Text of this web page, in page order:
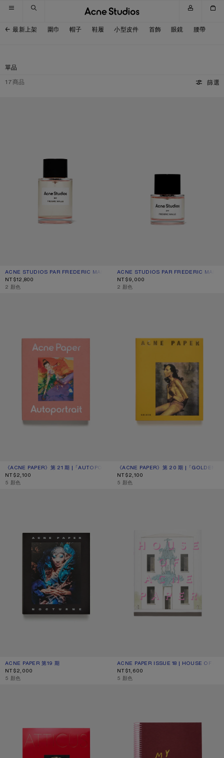
跳至導覽
跳至主選單
跳至頁尾
最新上架 圍巾 帽子 鞋履 小型皮件 首飾 眼鏡 腰帶
單品
17商品 篩選
ACNE STUDIOS PAR FREDERIC MALLE BY SUZY LE HELLEY - 100 毫升
目前顏色： 櫻花粉
價格：NT$12,800。
NT$12,800
,2 顏色
ACNE STUDIOS PAR FREDERIC
目前顏色： 櫻花粉
價格：NT$9,000。
NT$9,000
,2 顏色
《ACNE PAPER》第 21 期 |「AUTOPORTRAIT」特刊
目前顏色： 單一尺寸
價格：NT$2,100。
NT$2,100
,5 顏色
《ACNE PAPER》第 20 期 |「GOLDEN」
目前顏色： 單一尺寸
價格：NT$2,100。
NT$2,100
,5 顏色
ACNE PAPER 第19 期
目前顏色： 單一尺寸
價格：NT$2,000。
NT$2,000
,5 顏色
ACNE PAPER ISSUE 18 | HOUSE OF
目前顏色： ONE SIZE
價格：NT$1,600。
NT$1,600
,5 顏色